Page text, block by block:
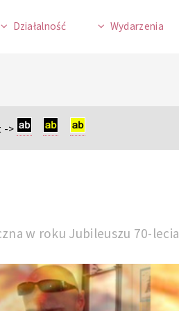
Działalność Wydarzenia
>
w roku Jubileuszu 70-lecia